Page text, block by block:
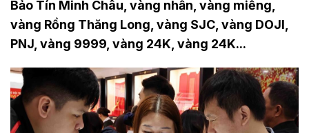
Bảo Tín Minh Châu, vàng nhẫn, vàng miếng,
vàng Rồng Thăng Long, vàng SJC, vàng DOJI,
PNJ, vàng 9999, vàng 24K, vàng 24K...